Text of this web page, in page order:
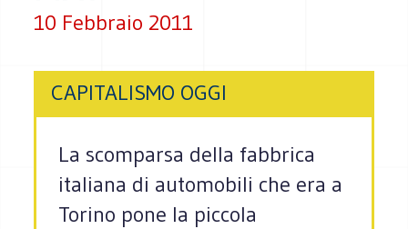
10 Febbraio 2011
CAPITALISMO OGGI
La scomparsa della fabbrica
italiana di automobili che era a
Torino pone la piccola